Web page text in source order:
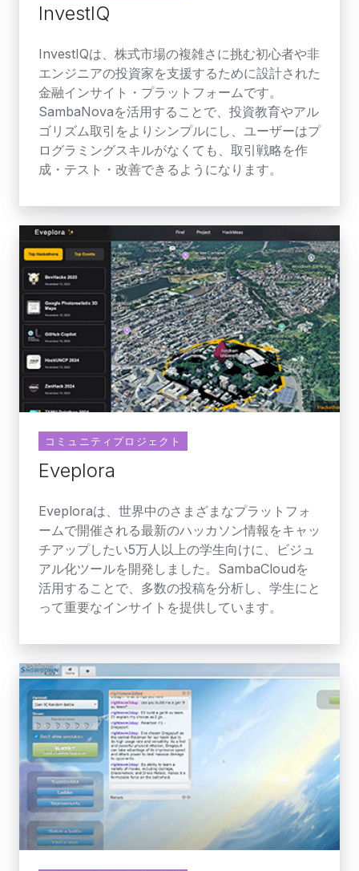
InvestIQ
InvestIQは、株式市場の複雑さに挑む初心者や非
エンジニアの投資家を支援するために設計された
金融インサイト・プラットフォームです。
SambaNovaを活用することで、投資教育やアル
ゴリズム取引をよりシンプルにし、ユーザーはプ
ログラミングスキルがなくても、取引戦略を作
成・テスト・改善できるようになります。
Eveplora
コミュニティプロジェクト
Eveplora
Eveploraは、世界中のさまざまなプラットフォ
ームで開催される最新のハッカソン情報をキャッ
チアップしたい5万人以上の学生向けに、ビジュ
アル化ツールを開発しました。SambaCloudを
活用することで、多数の投稿を分析し、学生にと
って重要なインサイトを提供しています。
Pokemon
NPC